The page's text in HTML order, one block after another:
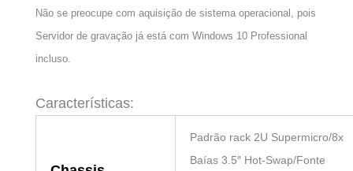
Não se preocupe com aquisição de sistema operacional, pois
Servidor de gravação já está com Windows 10 Professional
incluso.
Características:
Padrão rack 2U Supermicro/8x
Baías 3.5″ Hot-Swap/Fonte